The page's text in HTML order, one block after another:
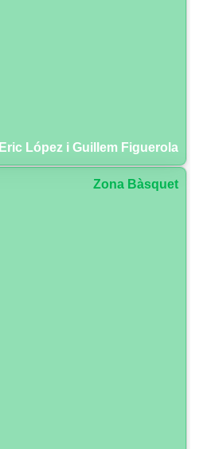
Eric López i Guillem Figuerola
Zona Bàsquet